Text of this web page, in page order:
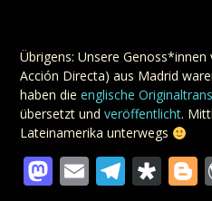
Übrigens: Unsere
Acción Directa) aus Madrid
haben dieenglische
übersetzt undveröffentlicht.
Lateinamerika unterwegs
Mastodon
Email